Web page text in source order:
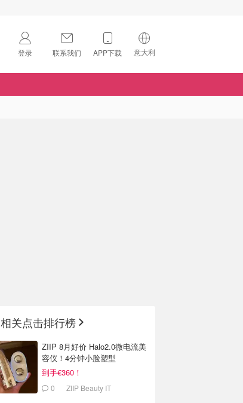
登录 联系我们 APP下载 意大利
🇺🇸
相关点击排行榜
ZIIP 8月好价 Halo2.0微电流美
容仪！4分钟小脸塑型
到手€360！
0 ZIIP Beauty IT